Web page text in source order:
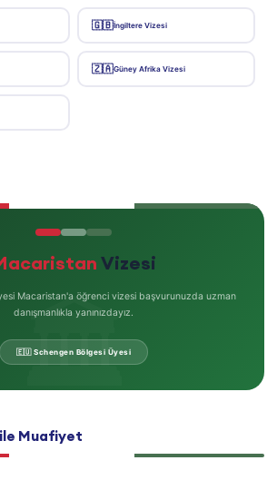
🇬🇧İngiltere Vizesi
🇿🇦Güney Afrika Vizesi
🏛️
Vizesi
Macaristan'a öğrenci vizesi başvurunuzda uzman
danışmanlıkla yanınızdayız.
🇪🇺 Schengen Bölgesi Üyesi
Muafiyet